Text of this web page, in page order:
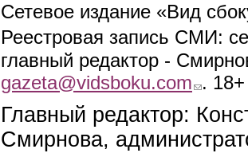
Сетевое издание «Вид
Реестровая запись СМИ:
главный редактор -
gazeta@vidsboku.com (link sends e-
. 18+
Главный редактор:
Смирнова,